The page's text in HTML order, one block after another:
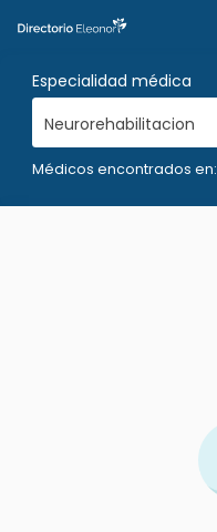
Especialidad médica
Neurorehabilitacion
Médicos encontrados en: